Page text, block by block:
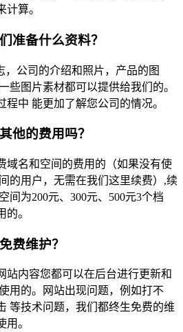
计算。
准备什么资料？
，公司的介绍和照片，产品的图
些图片素材都可以提供给我们的。
程中 能更加了解您公司的情况。
他的费用吗？
域名和空间的费用的（如果没有使
的用户，无需在我们这里续费）,续
间为200元、300元、500元3个档
的。
费维护？
站内容您都可以在后台进行更新和
用的。网站出现问题，例如打不
等技术问题，我们都终生免费的维
。